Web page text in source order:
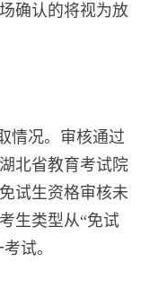
确认的将视为放
况。审核通过
北省教育考试院
试生资格审核未
生类型从“免试
试。